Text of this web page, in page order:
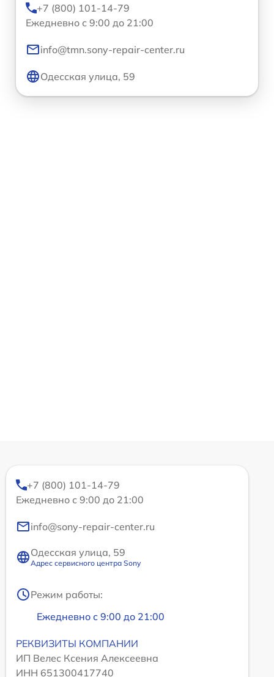
+7 (800) 101-14-79
Ежедневно с 9:00 до 21:00
info@tmn.sony-repair-center.ru
Одесская улица, 59
+7 (800) 101-14-79
Ежедневно с 9:00 до 21:00
info@sony-repair-center.ru
Одесская улица, 59
Адрес сервисного центра Sony
Режим работы:
Ежедневно с 9:00 до 21:00
РЕКВИЗИТЫ КОМПАНИИ
ИП Велес Ксения Алексеевна
ИНН 651300417740